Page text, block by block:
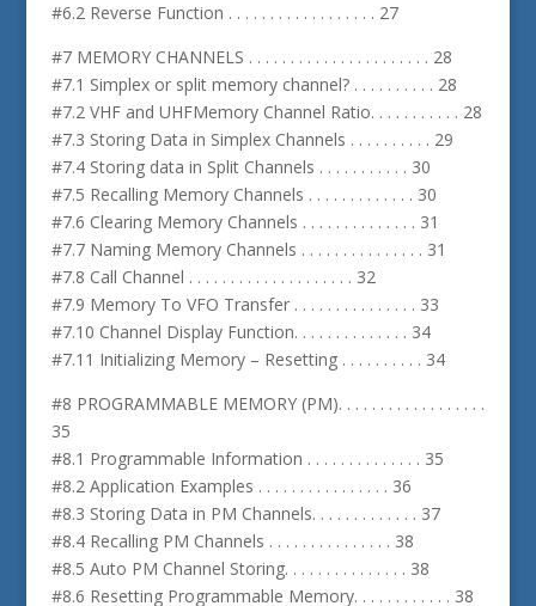
#6.2 Reverse Function . . . . . . . . . . . . . . . . . . 27
#7 MEMORY CHANNELS . . . . . . . . . . . . . . . . . . . . . . 28
#7.1 Simplex or split memory channel? . . . . . . . . . . 28
#7.2 VHF and UHFMemory Channel Ratio. . . . . . . . . . . 28
#7.3 Storing Data in Simplex Channels . . . . . . . . . . 29
#7.4 Storing data in Split Channels . . . . . . . . . . . 30
#7.5 Recalling Memory Channels . . . . . . . . . . . . . 30
#7.6 Clearing Memory Channels . . . . . . . . . . . . . . 31
#7.7 Naming Memory Channels . . . . . . . . . . . . . . . 31
#7.8 Call Channel . . . . . . . . . . . . . . . . . . . . 32
#7.9 Memory To VFO Transfer . . . . . . . . . . . . . . . 33
#7.10 Channel Display Function. . . . . . . . . . . . . . 34
#7.11 Initializing Memory – Resetting . . . . . . . . . . 34
#8 PROGRAMMABLE MEMORY (PM). . . . . . . . . . . . . . . . . .
35
#8.1 Programmable Information . . . . . . . . . . . . . . 35
#8.2 Application Examples . . . . . . . . . . . . . . . . 36
#8.3 Storing Data in PM Channels. . . . . . . . . . . . . 37
#8.4 Recalling PM Channels . . . . . . . . . . . . . . . 38
#8.5 Auto PM Channel Storing. . . . . . . . . . . . . . . 38
#8.6 Resetting Programmable Memory. . . . . . . . . . . . 38